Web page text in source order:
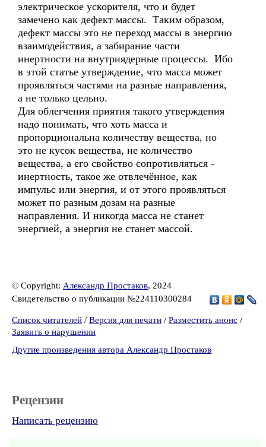
электрическое ускорителя, что и будет
замечено как дефект массы. Таким образом,
дефект массы это не переход массы в энергию
взаимодействия, а забирание части
инертности на внутриядерные процессы. Ибо
в этой статье утверждение, что масса может
проявляться частями на разные направления,
а не только цельно.
Для облегчения приятия такого утверждения
надо понимать, что хоть масса и
пропорциональна количеству вещества, но
это не кусок вещества, не количество
вещества, а его свойство сопротивляться -
инертность, такое же отвлечённое, как
импульс или энергия, и от этого проявляться
может по разным дозам на разные
направления. И никогда масса не станет
энергией, а энергия не станет массой.
© Copyright: Александр Простаков, 2024
Свидетельство о публикации №224110300284
Список читателей / Версия для печати / Разместить анонс /
Заявить о нарушении
Другие произведения автора Александр Простаков
Рецензии
Написать рецензию